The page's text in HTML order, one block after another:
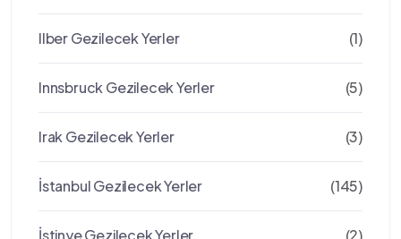
Ilber Gezilecek Yerler (1)
Innsbruck Gezilecek Yerler (5)
Irak Gezilecek Yerler (3)
İstanbul Gezilecek Yerler (145)
İstinye Gezilecek Yerler (2)